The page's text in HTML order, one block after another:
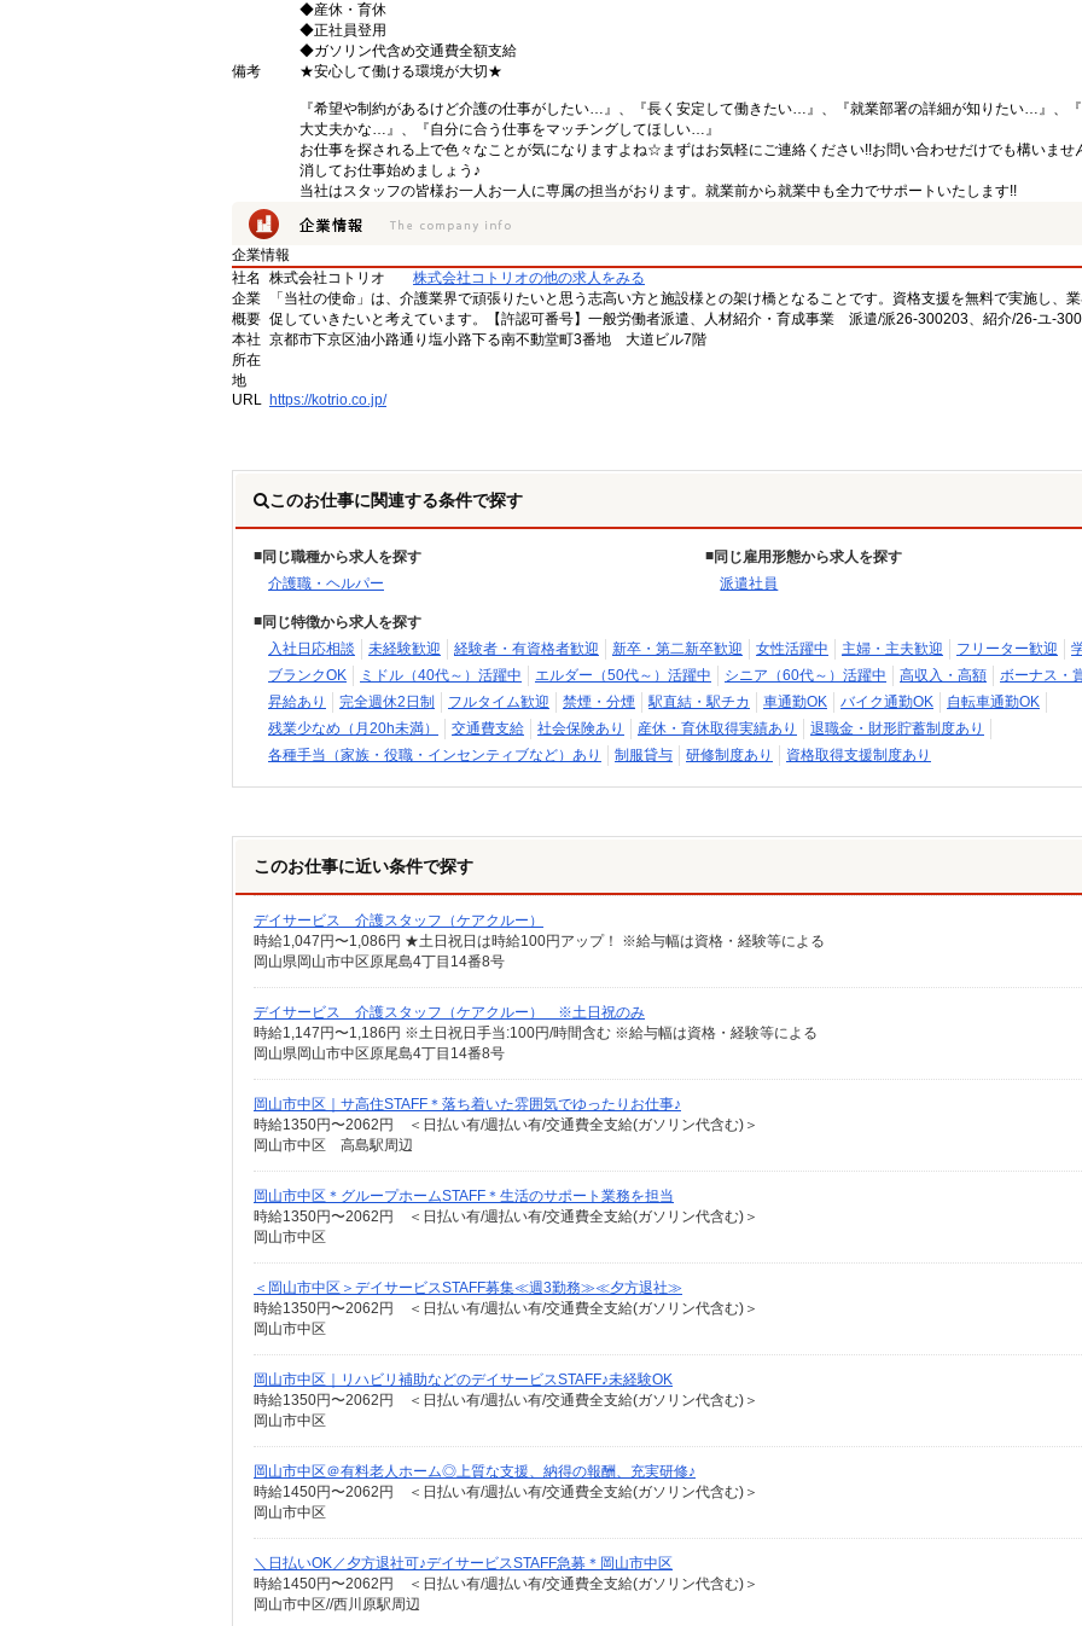
◆産休・育休
◆正社員登用
◆ガソリン代含め交通費全額支給
備考
★安心して働ける環境が大切★
『希望や制約があるけど介護の仕事がしたい…』、『長く安定して働きたい…』、『就業部署の詳細が知りたい…』、
大丈夫かな…』、『自分に合う仕事をマッチングしてほしい…』
お仕事を探される上で色々なことが気になりますよね☆まずはお気軽にご連絡ください!!お問い合わせだけでも構いませ
消してお仕事始めましょう♪
当社はスタッフの皆様お一人お一人に専属の担当がおります。就業前から就業中も全力でサポートいたします!!
企業情報
社名
株式会社コトリオ
株式会社コトリオの他の求人をみる
企業
概要
「当社の使命」は、介護業界で頑張りたいと思う志高い方と施設様との架け橋となることです。資格支援を無料で実施し、
促していきたいと考えています。【許認可番号】一般労働者派遣、人材紹介・育成事業 派遣/派26-300203、紹介/26-ユ-
本社
所在
地
京都市下京区油小路通り塩小路下る南不動堂町3番地 大道ビル7階
URL https://kotrio.co.jp/
このお仕事に関連する条件で探す
同じ職種から求人を探す
介護職・ヘルパー
同じ雇用形態から求人を探す
派遣社員
同じ特徴から求人を探す
入社日応相談
未経験歓迎 経験者・有資格者歓迎 新卒・第二新卒歓迎 女性活躍中 主婦・主夫歓迎 フリーター歓迎
ブランクOK
ミドル（40代～）活躍中 エルダー（50代～）活躍中 シニア（60代～）活躍中 高収入・高額
ボーナス・
昇給あり
完全週休2日制 フルタイム歓迎 禁煙・分煙 駅直結・駅チカ 車通勤OK バイク通勤OK
自転車通勤OK
残業少なめ（月20h未満）
交通費支給 社会保険あり 産休・育休取得実績あり
退職金・財形貯蓄制度あり
各種手当（家族・役職・インセンティブなど）あり
制服貸与 研修制度あり 資格取得支援制度あり
このお仕事に近い条件で探す
デイサービス 介護スタッフ（ケアクルー）
時給1,047円〜1,086円 ★土日祝日は時給100円アップ！ ※給与幅は資格・経験等による
岡山県岡山市中区原尾島4丁目14番8号
デイサービス 介護スタッフ（ケアクルー） ※土日祝のみ
時給1,147円〜1,186円 ※土日祝日手当:100円/時間含む ※給与幅は資格・経験等による
岡山県岡山市中区原尾島4丁目14番8号
岡山市中区｜サ高住STAFF＊落ち着いた雰囲気でゆったりお仕事♪
時給1350円〜2062円 ＜日払い有/週払い有/交通費全支給(ガソリン代含む)＞
岡山市中区 高島駅周辺
岡山市中区＊グループホームSTAFF＊生活のサポート業務を担当
時給1350円〜2062円 ＜日払い有/週払い有/交通費全支給(ガソリン代含む)＞
岡山市中区
＜岡山市中区＞デイサービスSTAFF募集≪週3勤務≫≪夕方退社≫
時給1350円〜2062円 ＜日払い有/週払い有/交通費全支給(ガソリン代含む)＞
岡山市中区
岡山市中区｜リハビリ補助などのデイサービスSTAFF♪未経験OK
時給1350円〜2062円 ＜日払い有/週払い有/交通費全支給(ガソリン代含む)＞
岡山市中区
岡山市中区＠有料老人ホーム◎上質な支援、納得の報酬、充実研修♪
時給1450円〜2062円 ＜日払い有/週払い有/交通費全支給(ガソリン代含む)＞
岡山市中区
＼日払いOK／夕方退社可♪デイサービスSTAFF急募＊岡山市中区
時給1450円〜2062円 ＜日払い有/週払い有/交通費全支給(ガソリン代含む)＞
岡山市中区//西川原駅周辺